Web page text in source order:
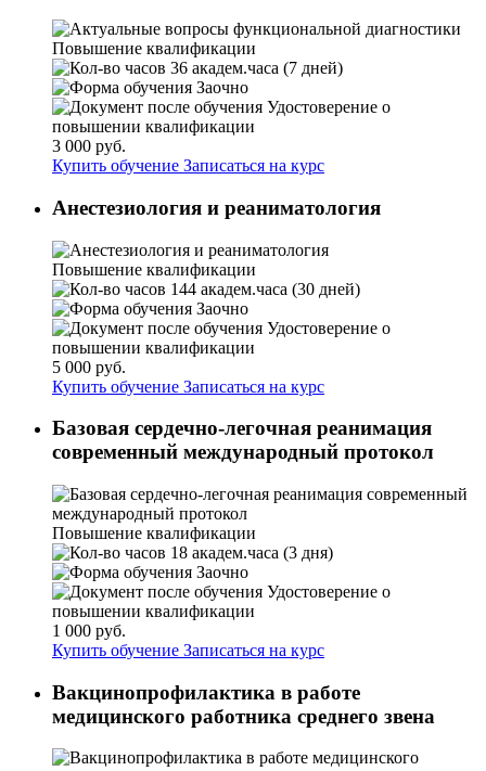
Повышение квалификации
36 академ.часа (7 дней)
Заочно
Удостоверение о
повышении квалификации
3 000 руб.
Купить обучение Записаться на курс
Анестезиология и реаниматология
Повышение квалификации
144 академ.часа (30 дней)
Заочно
Удостоверение о
повышении квалификации
5 000 руб.
Купить обучение Записаться на курс
Базовая сердечно-легочная реанимация
современный международный протокол
Повышение квалификации
18 академ.часа (3 дня)
Заочно
Удостоверение о
повышении квалификации
1 000 руб.
Купить обучение Записаться на курс
Вакцинопрофилактика в работе
медицинского работника среднего звена